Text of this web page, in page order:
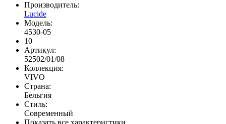
Производитель:
Lucide
Модель:
4530-05
10
Артикул:
52502/01/08
Коллекция:
VIVO
Страна:
Бельгия
Стиль:
Современный